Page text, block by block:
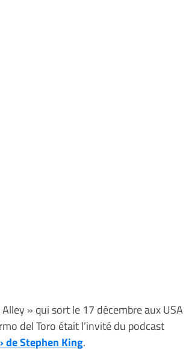
» qui sort le 17 décembre aux USA
del Toro était l’invité du podcast
de Stephen King.